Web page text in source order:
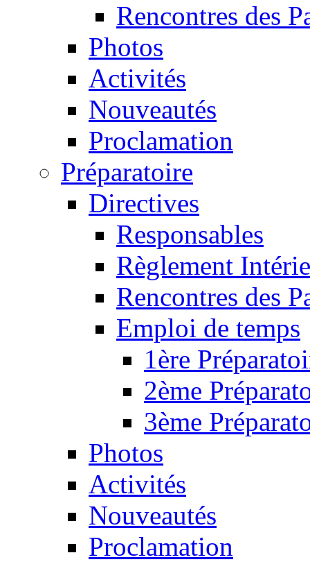
Rencontres des
Photos
Activités
Nouveautés
Proclamation
Préparatoire
Directives
Responsables
Règlement
Rencontres des
Emploi de temps
1ère
2ème
3ème
Photos
Activités
Nouveautés
Proclamation